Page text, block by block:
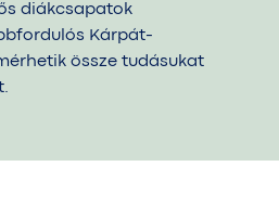
diákcsapatok
Kárpát-
össze tudásukat